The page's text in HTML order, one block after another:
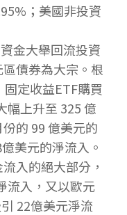
；美國非投資
金大舉回流投資
債券為大宗。根
定收益ETF購買
幅上升至 325 億
的 99 億美元的
美元的淨流入。
入的絕大部分，
流入，又以歐元
22億美元淨流